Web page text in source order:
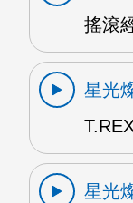
搖滾
星光
星光